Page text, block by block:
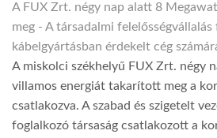
A FUX Zrt. négy nap alatt 8
meg - A társadalmi felelősségvállalás
kábelgyártásban érdekelt cég
A miskolci székhelyű FUX Zrt. négy
villamos energiát takarított meg a
csatlakozva. A szabad és szigetelt
foglalkozó társaság csatlakozott a